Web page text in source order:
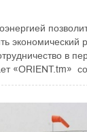
экономический
в
«ORIENT.tm» со